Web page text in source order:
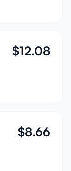
$12.08
$8.66